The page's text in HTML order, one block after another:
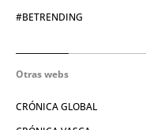
#BETRENDING
Otras webs
CRÓNICA GLOBAL